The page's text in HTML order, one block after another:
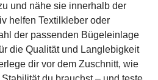
und nähe sie innerhalb der
helfen Textilkleber oder
der passenden Bügeleinlage
die Qualität und Langlebigkeit
dir vor dem Zuschnitt, wie